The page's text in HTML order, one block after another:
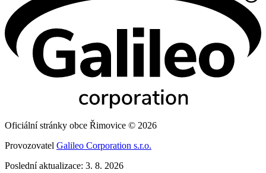
Oficiální stránky obce Řimovice © 2026
Provozovatel Galileo Corporation s.r.o.
Poslední aktualizace: 3. 8. 2026